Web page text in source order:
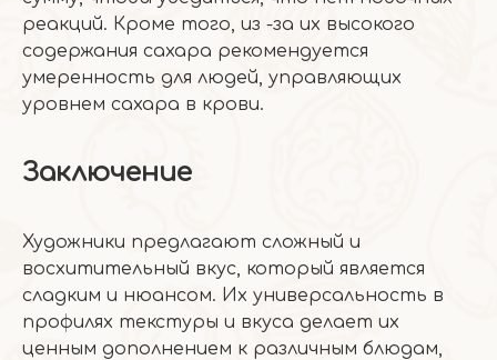
реакций. Кроме того, из -за их высокого
содержания сахара рекомендуется
умеренность для людей, управляющих
уровнем сахара в крови.
Заключение
Художники предлагают сложный и
восхитительный вкус, который является
сладким и нюансом. Их универсальность в
профилях текстуры и вкуса делает их
ценным дополнением к различным блюдам,